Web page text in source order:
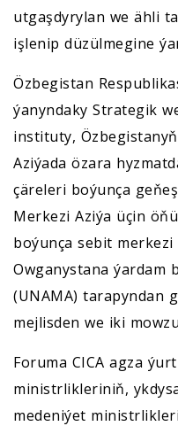
utgaşdyrylan we ähli
işlenip düzülmegine
Özbegistan
ýanyndaky Strategik
instituty,
Aziýada özara
çäreleri boýunça
Merkezi Aziýa üçin
boýunça sebit merkezi
Owganystana ýardam
(UNAMA) tarapyndan
mejlisden we iki
Foruma CICA agza
ministrlikleriniň,
medeniýet